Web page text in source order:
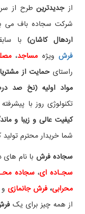
ازجدیدترینطرح از
شرکت سجاده باف می
اردهال کاشان)با
فرش ویژهمساجد،
راستایحمایت از
مواد اولیه (نخ صد
تکنولوژی روز با
کیفیت عالی و زیبا و
شما خریدار محترم تولید
سجاده فرش با نام
سجـاده ای، سجاده
محرابی، فرش جانمازی
از همه چیز برای یک